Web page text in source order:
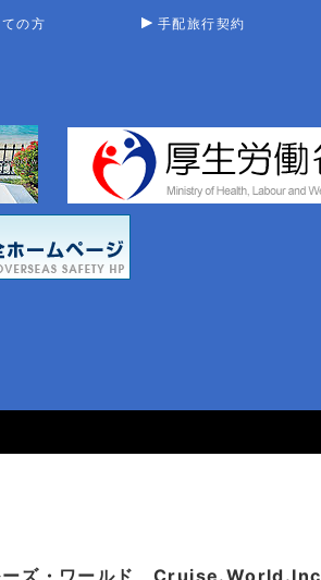
の方
手配旅行契約
ーズ・ワールド Cruise.World.Inc